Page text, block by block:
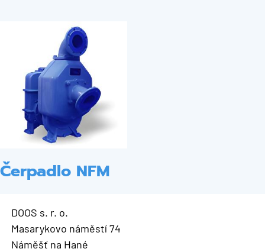
Čerpadlo NFM
DOOS s. r. o.
Masarykovo náměstí 74
Náměšť na Hané